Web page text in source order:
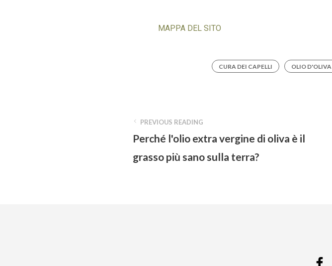
MAPPA DEL SITO
CURA DEI CAPELLI OLIO D'OLIVA
PREVIOUS READING
Perché l'olio extra vergine di oliva è il
grasso più sano sulla terra?